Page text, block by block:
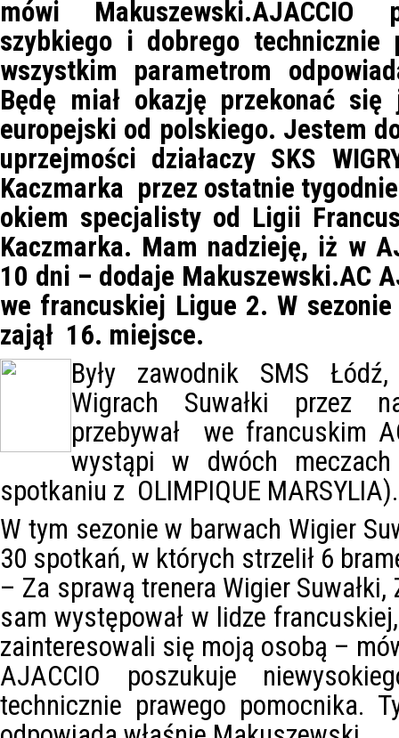
mówi Makuszewski.AJACCIO
szybkiego i dobrego technicznie
wszystkim parametrom
Będę miał okazję przekonać
europejski od polskiego. Jestem
uprzejmości działaczy SKS
Kaczmarka przez ostatnie
okiem specjalisty od Ligii
Kaczmarka. Mam nadzieję, iż w
10 dni – dodaje Makuszewski.AC
we francuskiej Ligue 2. W
zajął 16. miejsce.
Były zawodnik SMS
Wigrach Suwałki przez
przebywał we francuskim
wystąpi w dwóch
spotkaniu z OLIMPIQUE MARSYLIA).
W tym sezonie w barwach Wigier
30 spotkań, w których strzelił 6
– Za sprawą trenera Wigier
sam występował w lidze
zainteresowali się moją osobą –
AJACCIO poszukuje
technicznie prawego pomocnika.